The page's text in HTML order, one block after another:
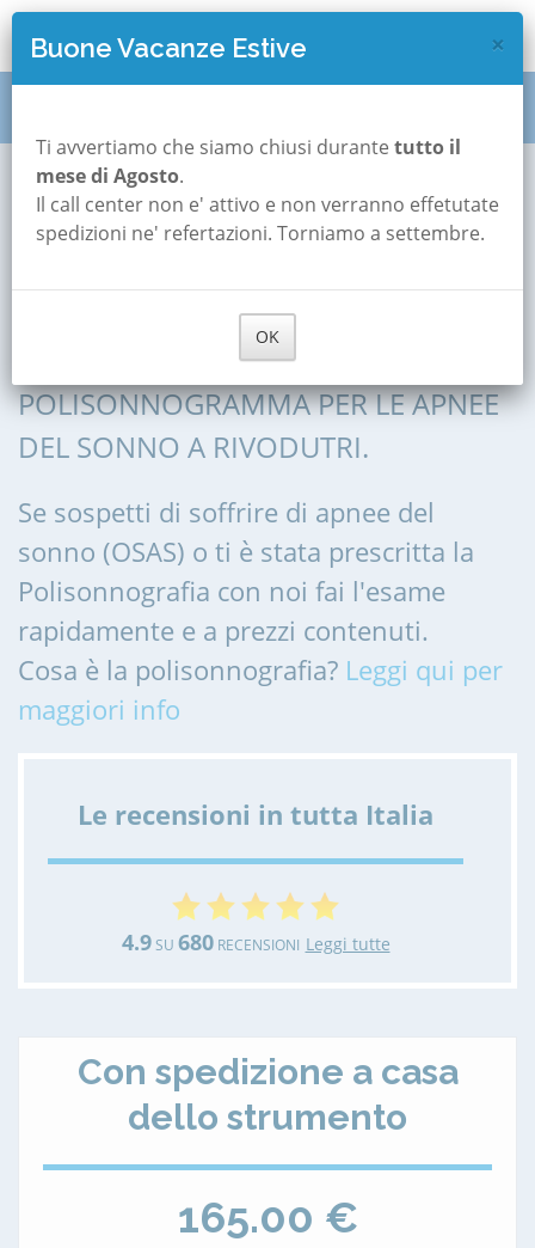
Polisonnografia a
Rivodutri
POLISONNOGRAFIA, POLIGRAFIA,
POLISONNOGRAMMA PER LE APNEE
DEL SONNO A RIVODUTRI.
Se sospetti di soffrire di apnee del
sonno (OSAS) o ti è stata prescritta la
Polisonnografia con noi fai l'esame
rapidamente e a prezzi contenuti.
Cosa è la polisonnografia? Leggi qui per
maggiori info
Le recensioni in tutta Italia
4.9SU 680RECENSIONI Leggi tutte
Con spedizione a casa
dello strumento
165.00 €
×
Buone Vacanze Estive
Ti avvertiamo che siamo chiusi durante tutto il
mese di Agosto.
Il call center non e' attivo e non verranno effetutate
spedizioni ne' refertazioni. Torniamo a settembre.
OK